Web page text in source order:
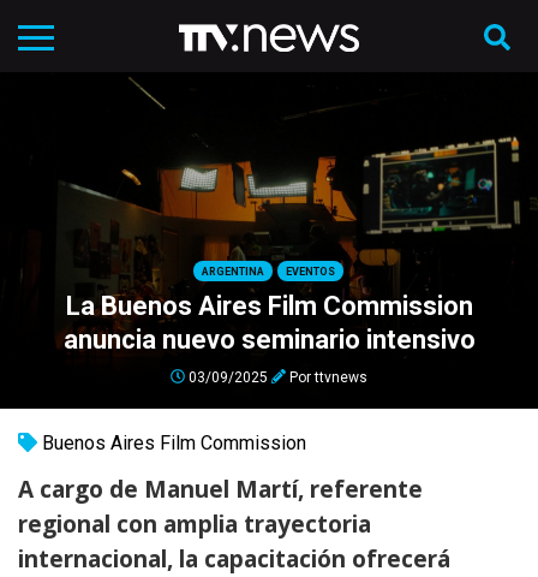
ARGENTINA EVENTOS
La Buenos Aires Film Commission
anuncia nuevo seminario intensivo
03/09/2025 Porttvnews
Buenos Aires Film Commission
A cargo de Manuel Martí, referente
regional con amplia trayectoria
internacional, la capacitación ofrecerá